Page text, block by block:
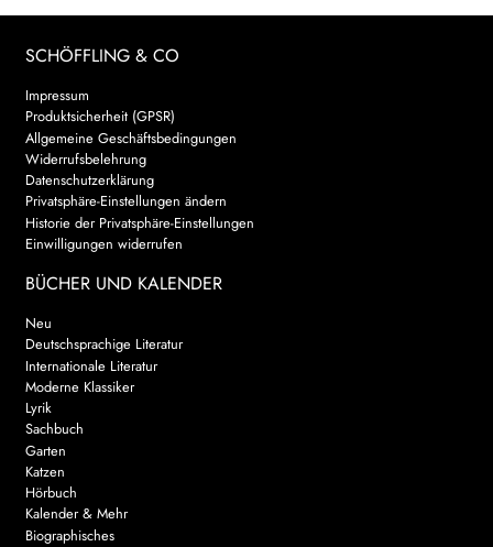
SCHÖFFLING & CO
Impressum
Produktsicherheit (GPSR)
Allgemeine Geschäftsbedingungen
Widerrufsbelehrung
Datenschutzerklärung
Privatsphäre-Einstellungen ändern
Historie der Privatsphäre-Einstellungen
Einwilligungen widerrufen
BÜCHER UND KALENDER
Neu
Deutschsprachige Literatur
Internationale Literatur
Moderne Klassiker
Lyrik
Sachbuch
Garten
Katzen
Hörbuch
Kalender & Mehr
Biographisches